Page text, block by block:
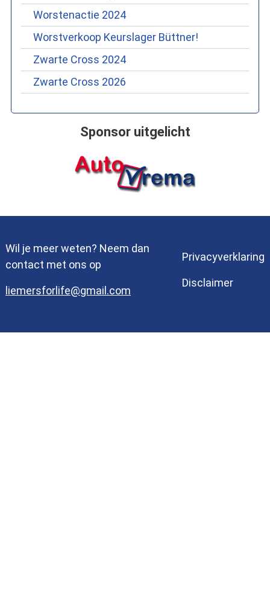
Worstenactie 2024
Worstverkoop Keurslager Büttner!
Zwarte Cross 2024
Zwarte Cross 2026
Sponsor uitgelicht
Wil je meer weten? Neem dan
contact met ons op
liemersforlife@gmail.com
Privacyverklaring
Disclaimer